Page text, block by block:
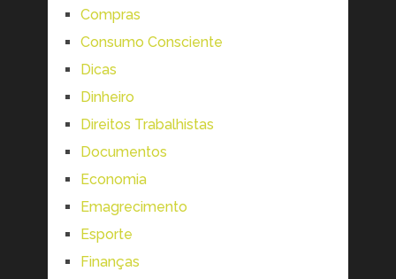
Compras
Consumo Consciente
Dicas
Dinheiro
Direitos Trabalhistas
Documentos
Economia
Emagrecimento
Esporte
Finanças